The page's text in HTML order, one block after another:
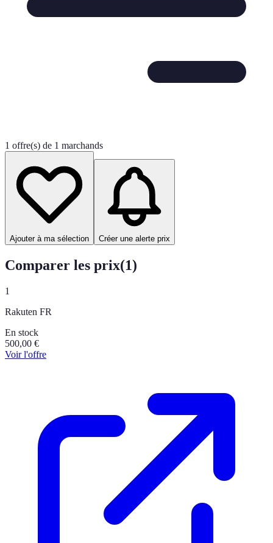
1 offre(s) de 1 marchands
Ajouter à ma sélection Créer une alerte prix
Comparer les prix(1)
1
Rakuten FR
En stock
500,00 €
Voir l'offre